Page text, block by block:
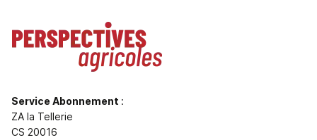
Service Abonnement :
ZA la Tellerie
CS 20016